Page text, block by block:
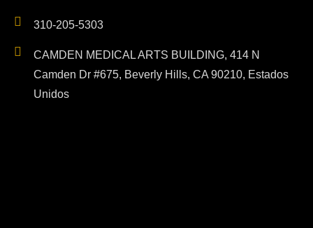
310-205-5303
CAMDEN MEDICAL ARTS BUILDING, 414 N
Camden Dr #675, Beverly Hills, CA 90210, Estados
Unidos